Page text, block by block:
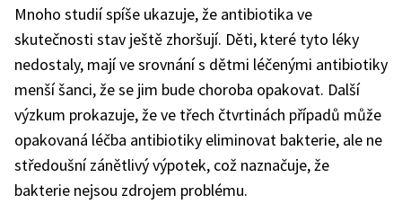
Mnoho studií spíše ukazuje, že antibiotika ve
skutečnosti stav ještě zhoršují. Děti, které tyto léky
nedostaly, mají ve srovnání s dětmi léčenými antibiotiky
menší šanci, že se jim bude choroba opakovat. Další
výzkum prokazuje, že ve třech čtvrtinách případů může
opakovaná léčba antibiotiky eliminovat bakterie, ale ne
středoušní zánětlivý výpotek, což naznačuje, že
bakterie nejsou zdrojem problému.